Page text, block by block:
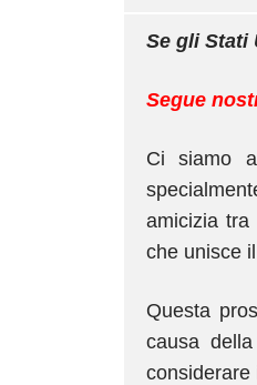
Se gli Stati
Segue
Ci siamo
amicizia tra
che unisce
Questa
causa
considerare